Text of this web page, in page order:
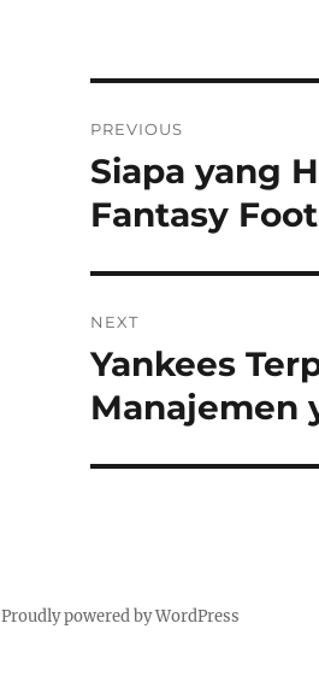
navigation
PREVIOUS
Previous
post:
Siapa yang
Fantasy
NEXT
Next
post:
Yankees
Manajemen
Proudly powered by WordPress